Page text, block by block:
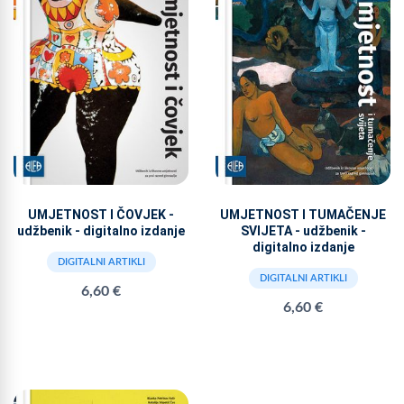
UMJETNOST I ČOVJEK -
udžbenik - digitalno izdanje
DIGITALNI ARTIKLI
6,60 €
UMJETNOST I TUMAČENJE
SVIJETA - udžbenik -
digitalno izdanje
DIGITALNI ARTIKLI
6,60 €